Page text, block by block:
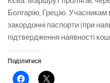
Болгарію, Грецію.
закордонні паспорти (при
підтвердження наявності
Поділитися